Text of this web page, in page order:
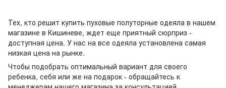
Тех, кто решит купить пуховые полуторные одеяла в нашем
магазине в Кишиневе, ждет еще приятный сюрприз -
доступная цена. У нас на все одеяла установлена самая
низкая цена на рынке.
Чтобы подобрать оптимальный вариант для своего
ребенка, себя или же на подарок - обращайтесь к